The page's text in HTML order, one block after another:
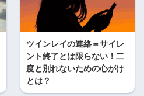
ツインレイの連絡＝サイレ
ント終了とは限らない！二
度と別れないための心がけ
とは？